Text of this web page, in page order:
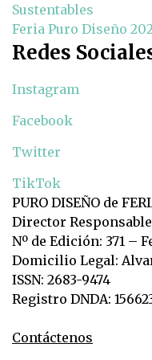
Sustentables
Feria Puro Diseño
Redes
Instagram
Facebook
Twitter
TikTok
PURO DISEÑO de
Director
Nº de Edición: 371 –
Domicilio Legal:
ISSN: 2683-9474
Registro DNDA:
Contáctenos